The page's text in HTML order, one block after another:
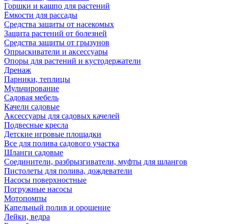
Горшки и кашпо для растений
Ёмкости для рассады
Средства защиты от насекомых
Защита растений от болезней
Средства защиты от грызунов
Опрыскиватели и аксессуары
Опоры для растений и кустодержатели
Дренаж
Парники, теплицы
Мульчирование
Садовая мебель
Качели садовые
Аксессуары для садовых качелей
Подвесные кресла
Детские игровые площадки
Все для полива садового участка
Шланги садовые
Соединители, разбрызгиватели, муфты для шлангов
Пистолеты для полива, дождеватели
Насосы поверхностные
Погружные насосы
Мотопомпы
Капельный полив и орошение
Лейки, ведра